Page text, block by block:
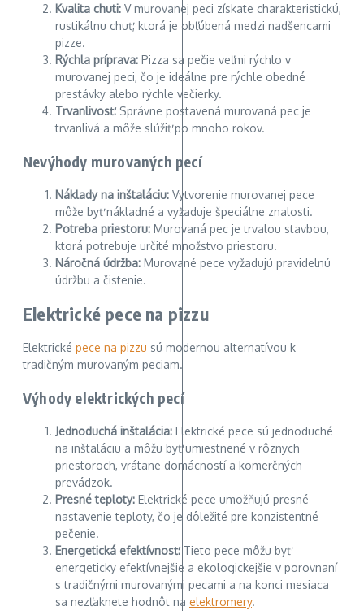
Kvalita chuti: V murovanej peci získate charakteristickú,
rustikálnu chuť, ktorá je obľúbená medzi nadšencami
pizze.
Rýchla príprava: Pizza sa pečie veľmi rýchlo v
murovanej peci, čo je ideálne pre rýchle obedné
prestávky alebo rýchle večierky.
Trvanlivosť: Správne postavená murovaná pec je
trvanlivá a môže slúžiť po mnoho rokov.
Nevýhody murovaných pecí
Náklady na inštaláciu: Vytvorenie murovanej pece
môže byť nákladné a vyžaduje špeciálne znalosti.
Potreba priestoru: Murovaná pec je trvalou stavbou,
ktorá potrebuje určité množstvo priestoru.
Náročná údržba: Murované pece vyžadujú pravidelnú
údržbu a čistenie.
Elektrické pece na pizzu
Elektrické pece na pizzu sú modernou alternatívou k
tradičným murovaným peciam.
Výhody elektrických pecí
Jednoduchá inštalácia: Elektrické pece sú jednoduché
na inštaláciu a môžu byť umiestnené v rôznych
priestoroch, vrátane domácností a komerčných
prevádzok.
Presné teploty: Elektrické pece umožňujú presné
nastavenie teploty, čo je dôležité pre konzistentné
pečenie.
Energetická efektívnosť: Tieto pece môžu byť
energeticky efektívnejšie a ekologickejšie v porovnaní
s tradičnými murovanými pecami a na konci mesiaca
sa nezľaknete hodnôt na elektromery.